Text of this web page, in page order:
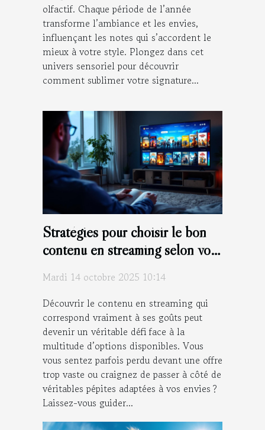
olfactif. Chaque période de l’année
transforme l’ambiance et les envies,
influençant les notes qui s’accordent le
mieux à votre style. Plongez dans cet
univers sensoriel pour découvrir
comment sublimer votre signature...
Stratégies pour choisir le bon
contenu en streaming selon vos
Mardi 14 octobre 2025 10:14
Découvrir le contenu en streaming qui
correspond vraiment à ses goûts peut
devenir un véritable défi face à la
multitude d’options disponibles. Vous
vous sentez parfois perdu devant une offre
trop vaste ou craignez de passer à côté de
véritables pépites adaptées à vos envies ?
Laissez-vous guider...